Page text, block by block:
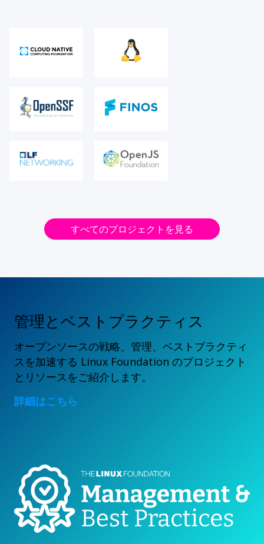
すべてのプロジェクトを見る
管理とベストプラクティス
オープンソースの戦略、管理、ベストプラクティ
スを加速する Linux Foundation のプロジェクト
とリソースをご紹介します。
詳細はこちら